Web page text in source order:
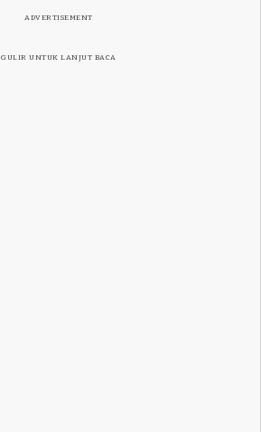
ADVERTISEMENT
GULIR UNTUK LANJUT BACA